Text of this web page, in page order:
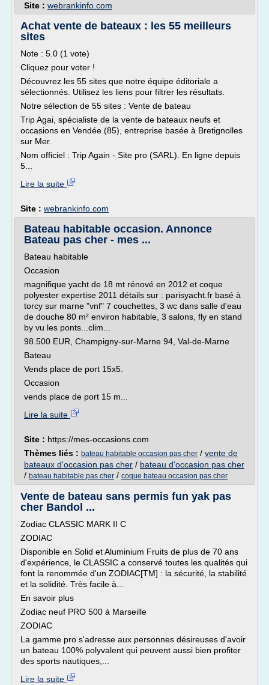
Site : webrankinfo.com
Achat vente de bateaux : les 55 meilleurs
sites
Note : 5.0 (1 vote)
Cliquez pour voter !
Découvrez les 55 sites que notre équipe éditoriale a
sélectionnés. Utilisez les liens pour filtrer les résultats.
Notre sélection de 55 sites : Vente de bateau
Trip Agai, spécialiste de la vente de bateaux neufs et
occasions en Vendée (85), entreprise basée à Bretignolles
sur Mer.
Nom officiel : Trip Again - Site pro (SARL). En ligne depuis
5...
Lire la suite
Site : webrankinfo.com
Bateau habitable occasion. Annonce
Bateau pas cher - mes ...
Bateau habitable
Occasion
magnifique yacht de 18 mt rénové en 2012 et coque
polyester expertise 2011 détails sur : parisyacht.fr basé à
torcy sur marne "vnf" 7 couchettes, 3 wc dans salle d'eau
de douche 80 m² environ habitable, 3 salons, fly en stand
by vu les ponts...clim...
98.500 EUR, Champigny-sur-Marne 94, Val-de-Marne
Bateau
Vends place de port 15x5.
Occasion
vends place de port 15 m...
Lire la suite
Site : https://mes-occasions.com
Thèmes liés : bateau habitable occasion pas cher / vente de
bateaux d'occasion pas cher / bateau d'occasion pas cher
/ bateau habitable pas cher / coque bateau occasion pas cher
Vente de bateau sans permis fun yak pas
cher Bandol ...
Zodiac CLASSIC MARK II C
ZODIAC
Disponible en Solid et Aluminium Fruits de plus de 70 ans
d'expérience, le CLASSIC a conservé toutes les qualités qui
font la renommée d'un ZODIAC[TM] : la sécurité, la stabilité
et la solidité. Très facile à...
En savoir plus
Zodiac neuf PRO 500 à Marseille
ZODIAC
La gamme pro s'adresse aux personnes désireuses d'avoir
un bateau 100% polyvalent qui peuvent aussi bien profiter
des sports nautiques,...
Lire la suite